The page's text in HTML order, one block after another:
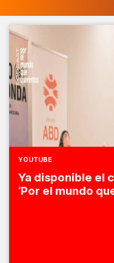
YOUTUBE
Ya disponible el
‘Por el mundo